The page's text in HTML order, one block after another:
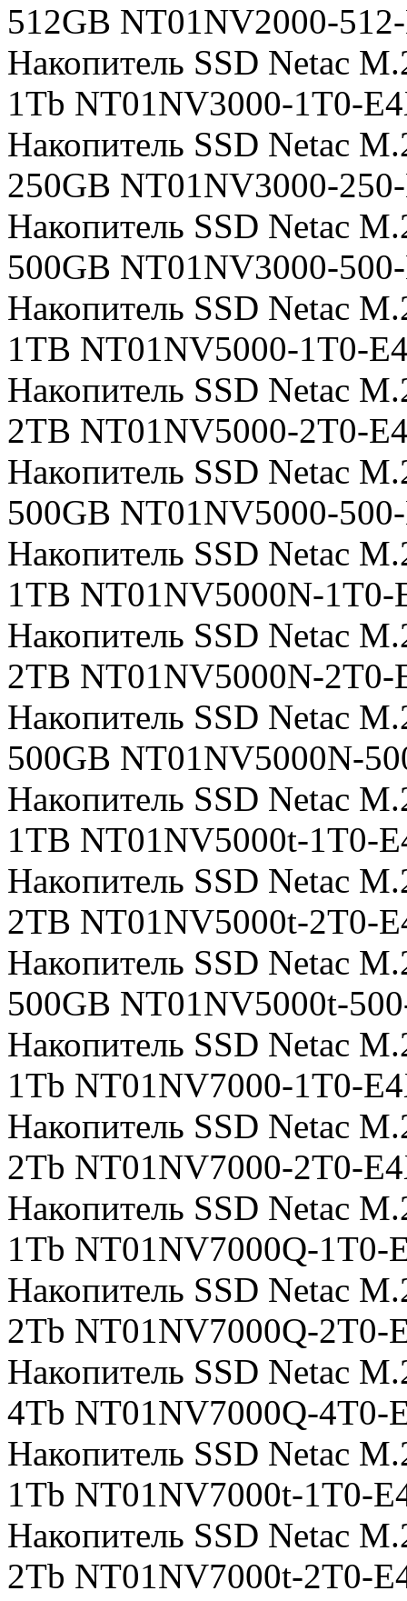
512GB NT01NV2000-
Накопитель SSD Netac
1Tb NT01NV3000-1T0-
Накопитель SSD Netac
250GB NT01NV3000-
Накопитель SSD Netac
500GB NT01NV3000-
Накопитель SSD Netac
1TB NT01NV5000-1T0-
Накопитель SSD Netac
2TB NT01NV5000-2T0-
Накопитель SSD Netac
500GB NT01NV5000-
Накопитель SSD Netac
1TB NT01NV5000N-1T0-
Накопитель SSD Netac
2TB NT01NV5000N-2T0-
Накопитель SSD Netac
500GB NT01NV5000N-
Накопитель SSD Netac
1TB NT01NV5000t-1T0-
Накопитель SSD Netac
2TB NT01NV5000t-2T0-
Накопитель SSD Netac
500GB NT01NV5000t-
Накопитель SSD Netac
1Tb NT01NV7000-1T0-
Накопитель SSD Netac
2Tb NT01NV7000-2T0-
Накопитель SSD Netac
1Tb NT01NV7000Q-1T0-
Накопитель SSD Netac
2Tb NT01NV7000Q-2T0-
Накопитель SSD Netac
4Tb NT01NV7000Q-4T0-
Накопитель SSD Netac
1Tb NT01NV7000t-1T0-
Накопитель SSD Netac
2Tb NT01NV7000t-2T0-